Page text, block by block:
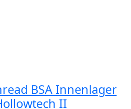
BSA Innenlager
II